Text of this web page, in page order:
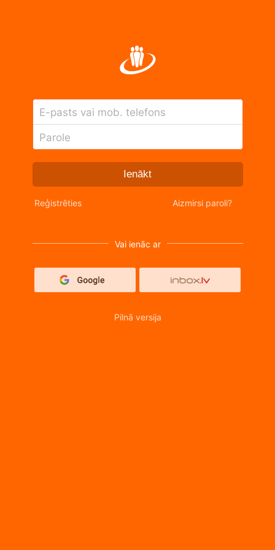
E-pasts vai mob. telefons
Parole
Ienākt
Reģistrēties Aizmirsi paroli?
Vai ienāc ar
Pilnā versija